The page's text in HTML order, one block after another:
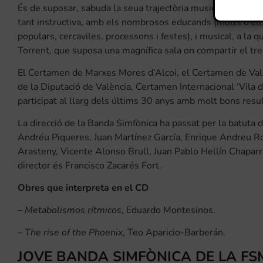
És de suposar, sabuda la seua trajectòria musical, que
tant instructiva, amb els nombrosos educands (molts
populars, cercaviles, processons i festes), i musical, a la
Torrent, que suposa una magnífica sala on compartir el
El Certamen de Marxes Mores d’Alcoi, el Certamen de
de la Diputació de València, Certamen Internacional
participat al llarg dels últims 30 anys amb molt bons
La direcció de la Banda Simfònica ha passat per la batuta
Andréu Piqueres, Juan Martínez García, Enrique Andreu
Arasteny, Vicente Alonso Brull, Juan Pablo Hellín
director és Francisco Zacarés Fort.
Obres que interpreta en el CD
– Metabolismos rítmicos, Eduardo Montesinos.
– The rise of the Phoenix, Teo Aparicio-Barberán.
JOVE BANDA SIMFÒNICA DE LA